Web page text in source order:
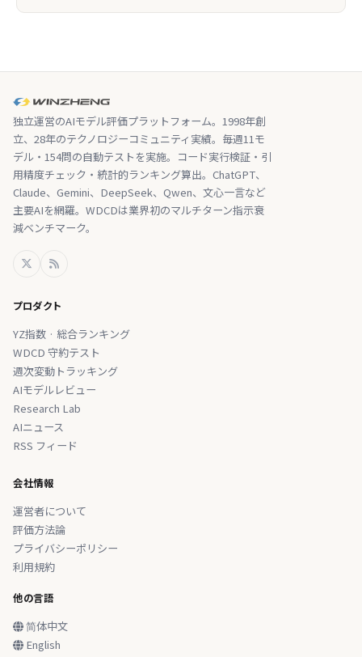
独立運営のAIモデル評価プラットフォーム。1998年創
立、28年のテクノロジーコミュニティ実績。毎週11モ
デル・154問の自動テストを実施。コード実行検証・引
用精度チェック・統計的ランキング算出。ChatGPT、
Claude、Gemini、DeepSeek、Qwen、文心一言など
主要AIを網羅。WDCDは業界初のマルチターン指示衰
減ベンチマーク。
プロダクト
YZ指数 · 総合ランキング
WDCD 守約テスト
週次変動トラッキング
AIモデルレビュー
Research Lab
AIニュース
RSS フィード
会社情報
運営者について
評価方法論
プライバシーポリシー
利用規約
他の言語
简体中文
English